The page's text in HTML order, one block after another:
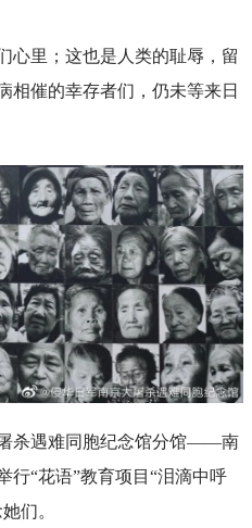
心里；这也是人类的耻辱，留
相催的幸存者们，仍未等来日
杀遇难同胞纪念馆分馆——南
行“花语”教育项目“泪滴中呼
们。